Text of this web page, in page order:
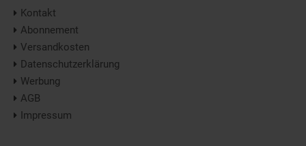
Kontakt
Abonnement
Versandkosten
Datenschutzerklärung
Werbung
AGB
Impressum